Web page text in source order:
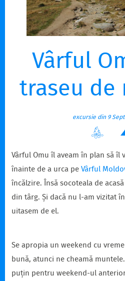
Vârful
traseu de
excursie din 9
Vârful Omu îl aveam în plan să îl
înainte de a urca peVârful
încălzire. Însă socoteala de
din târg. Și dacă nu l-am vizitat
uitasem de el.
Se apropia un weekend cu
bună, atunci ne cheamă
puțin pentru weekend-ul